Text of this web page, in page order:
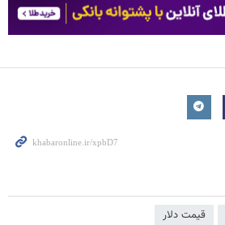
قیمت دلار